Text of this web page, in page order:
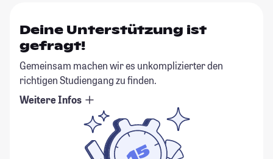
Deine Unterstützung ist
gefragt!
Gemeinsam machen wir es unkomplizierter den
richtigen Studiengang zu finden.
Weitere Infos